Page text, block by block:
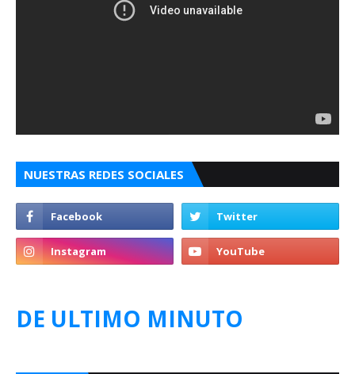
NUESTRAS REDES SOCIALES
DE ULTIMO MINUTO